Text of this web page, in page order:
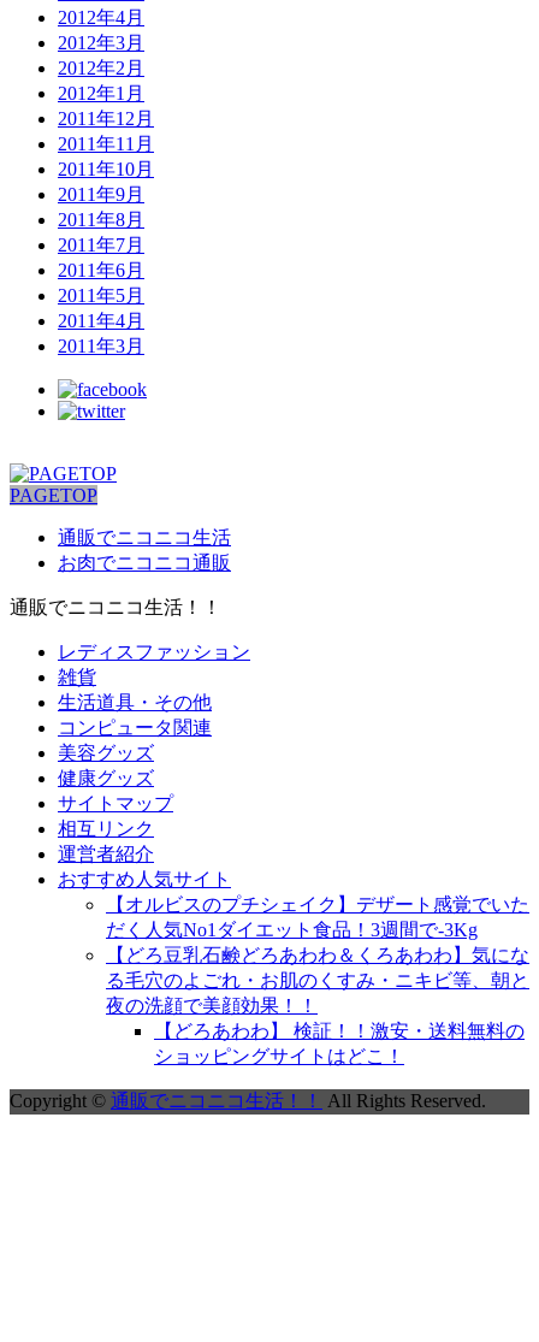
2012年4月
2012年3月
2012年2月
2012年1月
2011年12月
2011年11月
2011年10月
2011年9月
2011年8月
2011年7月
2011年6月
2011年5月
2011年4月
2011年3月
PAGETOP
通販でニコニコ生活
お肉でニコニコ通販
通販でニコニコ生活！！
レディスファッション
雑貨
生活道具・その他
コンピュータ関連
美容グッズ
健康グッズ
サイトマップ
相互リンク
運営者紹介
おすすめ人気サイト
【オルビスのプチシェイク】デザート感覚でいた
だく人気No1ダイエット食品！3週間で-3Kg
【どろ豆乳石鹸どろあわわ＆くろあわわ】気にな
る毛穴のよごれ・お肌のくすみ・ニキビ等、朝と
夜の洗顔で美顔効果！！
【どろあわわ】 検証！！激安・送料無料の
ショッピングサイトはどこ！
Copyright © 通販でニコニコ生活！！ All Rights Reserved.